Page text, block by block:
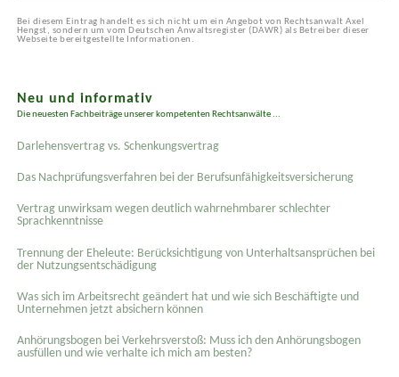
Bei diesem Eintrag handelt es sich nicht um ein Angebot von Rechtsanwalt Axel
Hengst, sondern um vom Deutschen Anwaltsregister (DAWR) als Betreiber dieser
Webseite bereitgestellte Informationen.
Neu und informativ
Die neuesten Fachbeiträge unserer kompetenten Rechtsanwälte ...
Darlehensvertrag vs. Schenkungsvertrag
Das Nachprüfungsverfahren bei der Berufsunfähigkeitsversicherung
Vertrag unwirksam wegen deutlich wahrnehmbarer schlechter
Sprachkenntnisse
Trennung der Eheleute: Berücksichtigung von Unterhaltsansprüchen bei
der Nutzungsentschädigung
Was sich im Arbeitsrecht geändert hat und wie sich Beschäftigte und
Unternehmen jetzt absichern können
Anhörungsbogen bei Verkehrsverstoß: Muss ich den Anhörungsbogen
ausfüllen und wie verhalte ich mich am besten?